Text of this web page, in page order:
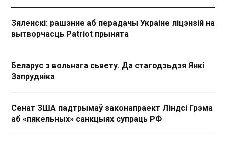
Зяленскі: рашэнне аб перадачы Украіне ліцэнзій на
вытворчасць Patriot прынята
Беларус з вольнага сьвету. Да стагодзьдзя Янкі
Запрудніка
Сенат ЗША падтрымаў законапраект Ліндсі Грэма
аб «пякельных» санкцыях супраць РФ